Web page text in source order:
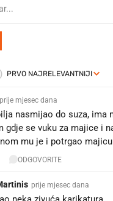
prije mjesec dana
nasmijao do suza, ima
gdje se vuku za majice i
mu je i potrgao
ODGOVORITE
prije mjesec dana